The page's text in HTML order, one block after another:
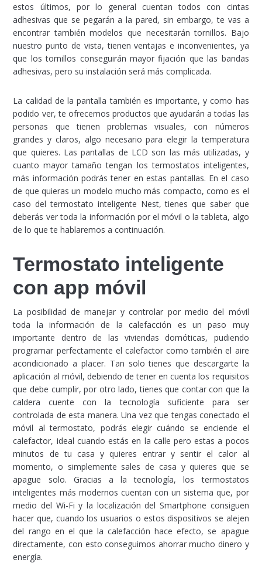
estos últimos, por lo general cuentan todos con cintas
adhesivas que se pegarán a la pared, sin embargo, te vas a
encontrar también modelos que necesitarán tornillos. Bajo
nuestro punto de vista, tienen ventajas e inconvenientes, ya
que los tornillos conseguirán mayor fijación que las bandas
adhesivas, pero su instalación será más complicada.
La calidad de la pantalla también es importante, y como has
podido ver, te ofrecemos productos que ayudarán a todas las
personas que tienen problemas visuales, con números
grandes y claros, algo necesario para elegir la temperatura
que quieres. Las pantallas de LCD son las más utilizadas, y
cuanto mayor tamaño tengan los termostatos inteligentes,
más información podrás tener en estas pantallas. En el caso
de que quieras un modelo mucho más compacto, como es el
caso del termostato inteligente Nest, tienes que saber que
deberás ver toda la información por el móvil o la tableta, algo
de lo que te hablaremos a continuación.
Termostato inteligente
con app móvil
La posibilidad de manejar y controlar por medio del móvil
toda la información de la calefacción es un paso muy
importante dentro de las viviendas domóticas, pudiendo
programar perfectamente el calefactor como también el aire
acondicionado a placer. Tan solo tienes que descargarte la
aplicación al móvil, debiendo de tener en cuenta los requisitos
que debe cumplir, por otro lado, tienes que contar con que la
caldera cuente con la tecnología suficiente para ser
controlada de esta manera. Una vez que tengas conectado el
móvil al termostato, podrás elegir cuándo se enciende el
calefactor, ideal cuando estás en la calle pero estas a pocos
minutos de tu casa y quieres entrar y sentir el calor al
momento, o simplemente sales de casa y quieres que se
apague solo. Gracias a la tecnología, los termostatos
inteligentes más modernos cuentan con un sistema que, por
medio del Wi-Fi y la localización del Smartphone consiguen
hacer que, cuando los usuarios o estos dispositivos se alejen
del rango en el que la calefacción hace efecto, se apague
directamente, con esto conseguimos ahorrar mucho dinero y
energía.